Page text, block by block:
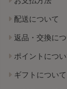
配送について
返品・交換に
ポイントにつ
ギフトについて